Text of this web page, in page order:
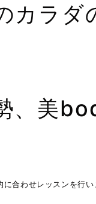
カラダ
、美
に合わせレッスンを行い